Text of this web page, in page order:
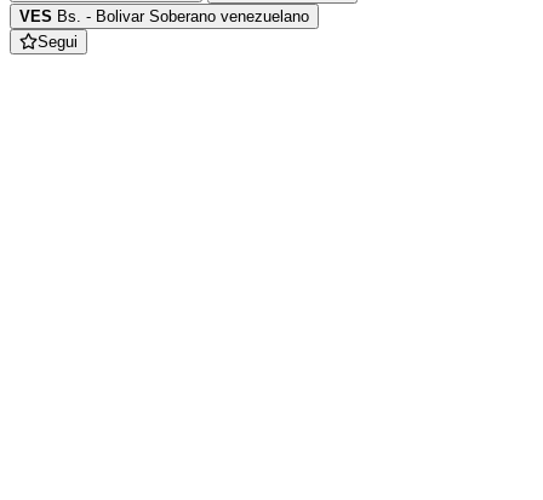
VES Bs. - Bolivar Soberano venezuelano
Segui